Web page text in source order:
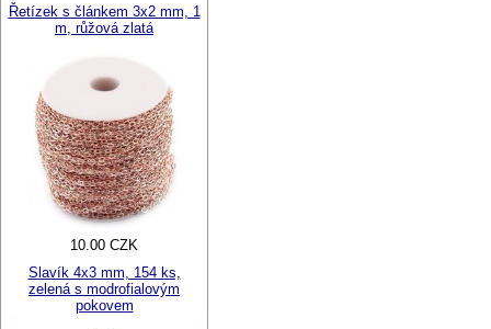
Řetízek s článkem 3x2 mm, 1
m, růžová zlatá
10.00 CZK
Slavík 4x3 mm, 154 ks,
zelená s modrofialovým
pokovem